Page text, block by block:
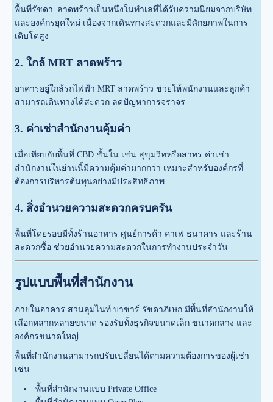
พื้นที่รัชดา–ลาดพร้าวเป็นหนึ่งในทำเลที่ได้รับความนิยมจากบริษัท
และองค์กรยุคใหม่ เนื่องจากเดินทางสะดวกและมีศักยภาพในการ
เติบโตสูง
2. ใกล้ MRT ลาดพร้าว
อาคารอยู่ใกล้รถไฟฟ้า MRT ลาดพร้าว ช่วยให้พนักงานและลูกค้า
สามารถเดินทางได้สะดวก ลดปัญหาการจราจร
3. ค่าเช่าสำนักงานคุ้มค่า
เมื่อเทียบกับพื้นที่ CBD ชั้นใน เช่น สุขุมวิทหรือสาทร ค่าเช่า
สำนักงานในย่านนี้มีความคุ้มค่ามากกว่า เหมาะสำหรับองค์กรที่
ต้องการบริหารต้นทุนอย่างมีประสิทธิภาพ
4. สิ่งอำนวยความสะดวกครบครัน
พื้นที่โดยรอบมีทั้งร้านอาหาร ศูนย์การค้า คาเฟ่ ธนาคาร และร้าน
สะดวกซื้อ ช่วยอำนวยความสะดวกในการทำงานประจำวัน
รูปแบบพื้นที่สำนักงาน
ภายในอาคาร สวนลุมไนท์ บาซาร์ รัชดาภิเษก มีพื้นที่สำนักงานให้
เลือกหลากหลายขนาด รองรับทั้งธุรกิจขนาดเล็ก ขนาดกลาง และ
องค์กรขนาดใหญ่
พื้นที่สำนักงานสามารถปรับเปลี่ยนได้ตามความต้องการของผู้เช่า
เช่น
พื้นที่สำนักงานแบบ Private Office